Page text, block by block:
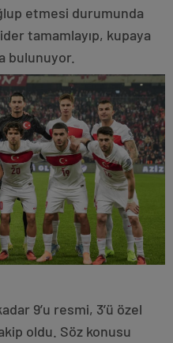
etmesi durumunda
tamamlayıp, kupaya
bulunuyor.
9’u resmi, 3’ü özel
oldu. Söz konusu